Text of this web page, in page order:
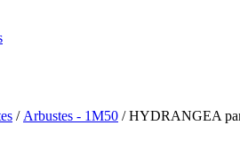
/ Arbustes - 1M50 / HYDRANGEA